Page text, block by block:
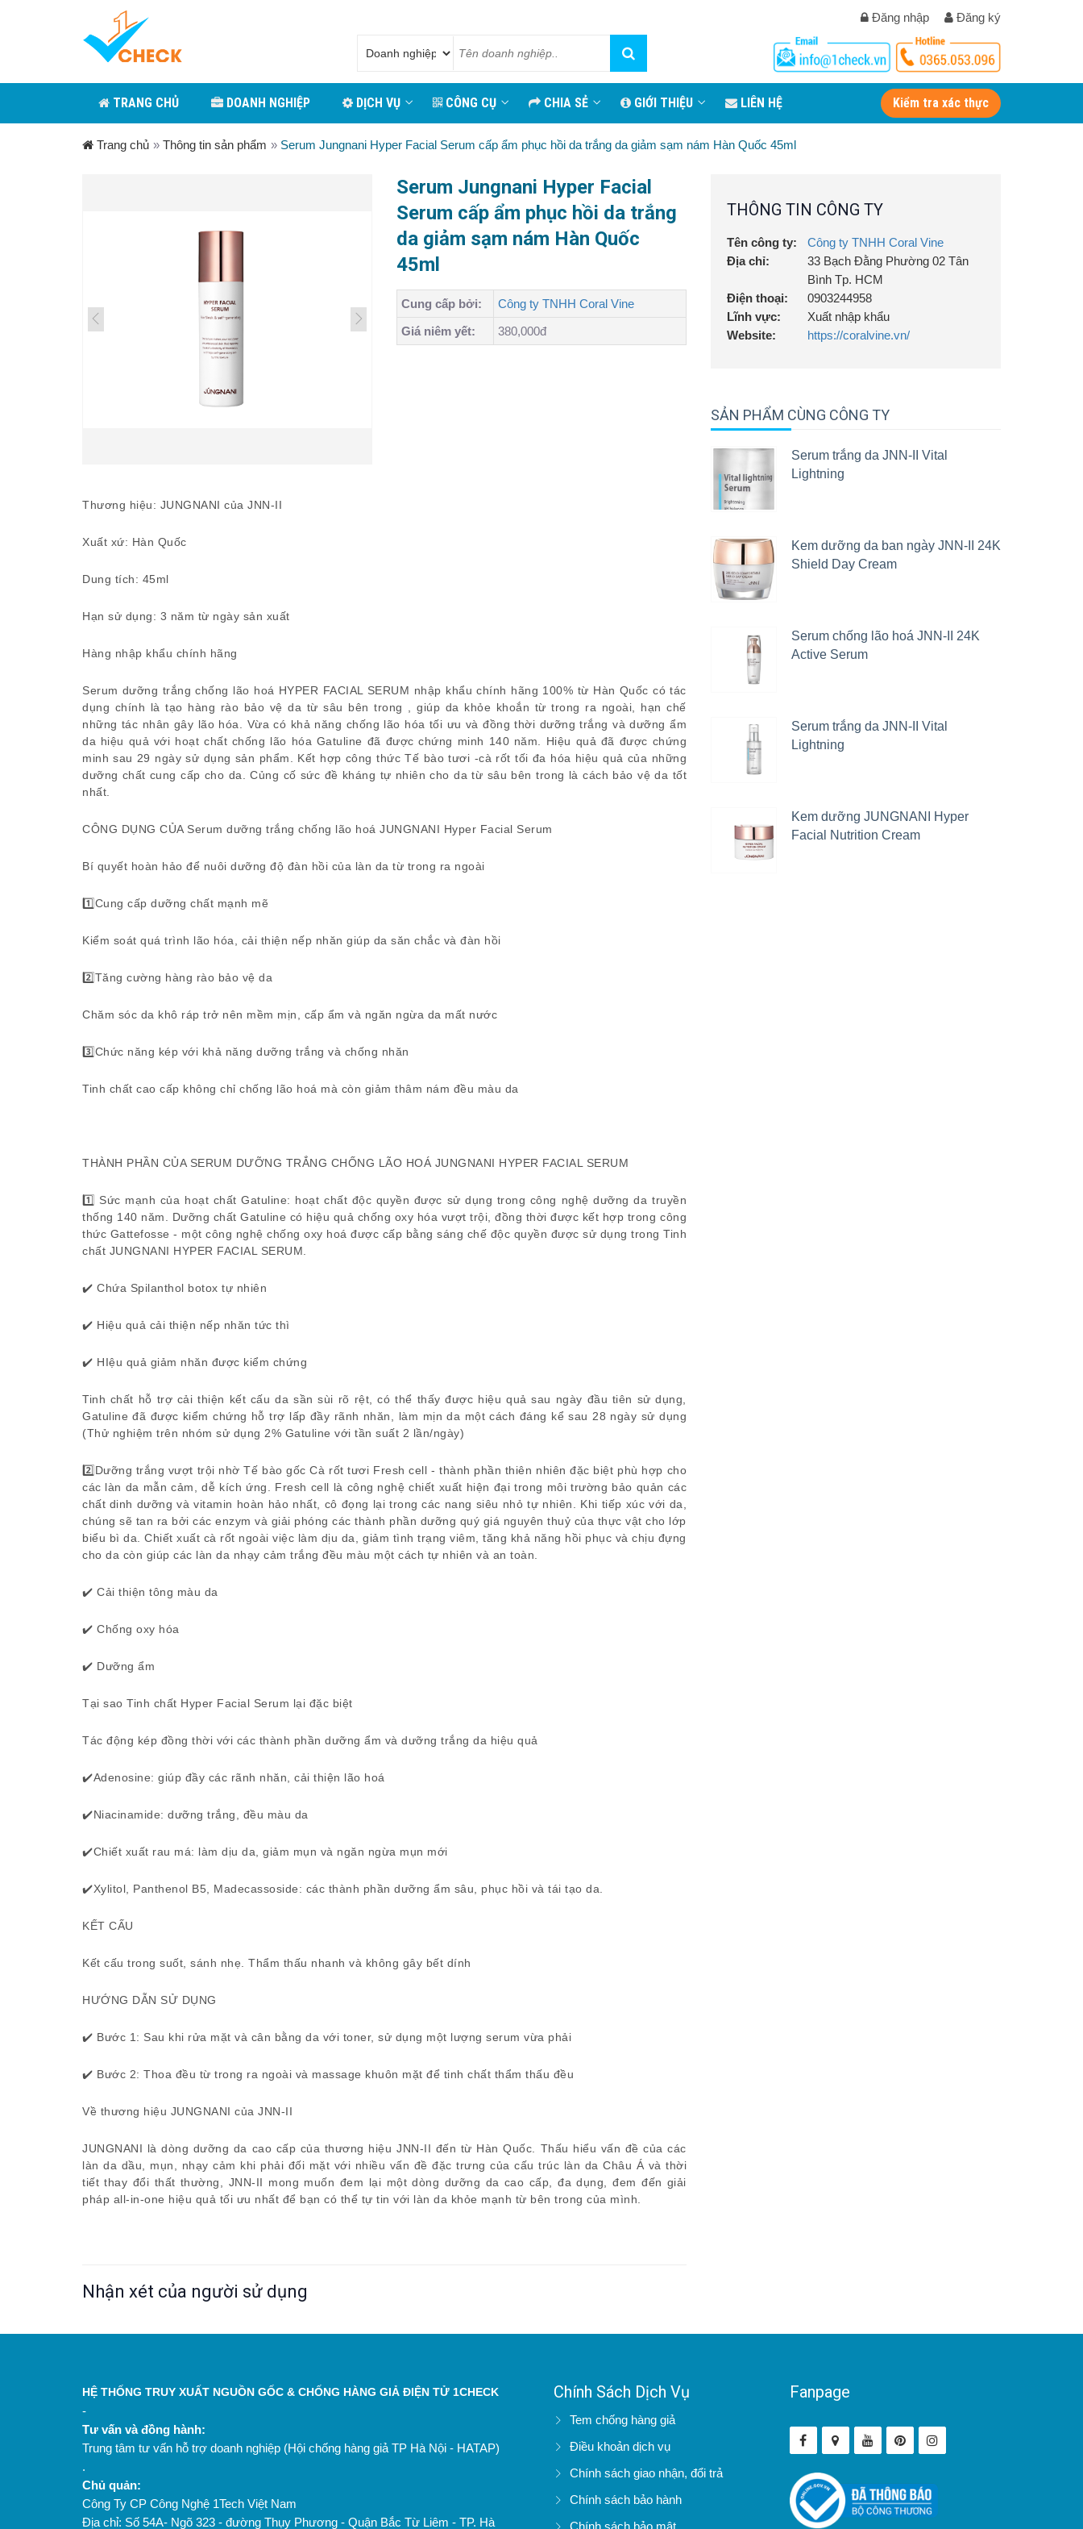
Đăng nhập Đăng ký
TRANG CHỦ DOANH NGHIỆP DỊCH VỤ CÔNG CỤ CHIA SẺ GIỚI THIỆU LIÊN HỆ Kiểm tra xác thực
Trang chủ » Thông tin sản phẩm » Serum Jungnani Hyper Facial Serum cấp ẩm phục hồi da trắng da giảm sạm nám Hàn Quốc 45ml
Serum Jungnani Hyper Facial
Serum cấp ẩm phục hồi da trắng
da giảm sạm nám Hàn Quốc
45ml
Cung cấp bởi:
Công ty TNHH Coral Vine
Giá niêm yết:
380,000đ
Thương hiệu: JUNGNANI của JNN-II
Xuất xứ: Hàn Quốc
Dung tích: 45ml
Hạn sử dụng: 3 năm từ ngày sản xuất
Hàng nhập khẩu chính hãng
Serum dưỡng trắng chống lão hoá HYPER FACIAL SERUM nhập khẩu chính hãng 100% từ Hàn Quốc có tác
dụng chính là tạo hàng rào bảo vệ da từ sâu bên trong , giúp da khỏe khoắn từ trong ra ngoài, hạn chế
những tác nhân gây lão hóa. Vừa có khả năng chống lão hóa tối ưu và đồng thời dưỡng trắng và dưỡng ẩm
da hiệu quả với hoạt chất chống lão hóa Gatuline đã được chứng minh 140 năm. Hiệu quả đã được chứng
minh sau 29 ngày sử dụng sản phẩm. Kết hợp công thức Tế bào tươi -cà rốt tối đa hóa hiệu quả của những
dưỡng chất cung cấp cho da. Củng cố sức đề kháng tự nhiên cho da từ sâu bên trong là cách bảo vệ da tốt
nhất.
CÔNG DỤNG CỦA Serum dưỡng trắng chống lão hoá JUNGNANI Hyper Facial Serum
Bí quyết hoàn hảo để nuôi dưỡng độ đàn hồi của làn da từ trong ra ngoài
1️⃣Cung cấp dưỡng chất mạnh mẽ
Kiểm soát quá trình lão hóa, cải thiện nếp nhăn giúp da săn chắc và đàn hồi
2️⃣Tăng cường hàng rào bảo vệ da
Chăm sóc da khô ráp trở nên mềm mịn, cấp ẩm và ngăn ngừa da mất nước
3️⃣Chức năng kép với khả năng dưỡng trắng và chống nhăn
Tinh chất cao cấp không chỉ chống lão hoá mà còn giảm thâm nám đều màu da
THÀNH PHẦN CỦA SERUM DƯỠNG TRẮNG CHỐNG LÃO HOÁ JUNGNANI HYPER FACIAL SERUM
1️⃣ Sức mạnh của hoạt chất Gatuline: hoạt chất độc quyền được sử dụng trong công nghệ dưỡng da truyền
thống 140 năm. Dưỡng chất Gatuline có hiệu quả chống oxy hóa vượt trội, đồng thời được kết hợp trong công
thức Gattefosse - một công nghệ chống oxy hoá được cấp bằng sáng chế độc quyền được sử dụng trong Tinh
chất JUNGNANI HYPER FACIAL SERUM.
✔️ Chứa Spilanthol botox tự nhiên
✔️ Hiệu quả cải thiện nếp nhăn tức thì
✔️ HIệu quả giảm nhăn được kiểm chứng
Tinh chất hỗ trợ cải thiện kết cấu da sần sùi rõ rệt, có thể thấy được hiệu quả sau ngày đầu tiên sử dụng,
Gatuline đã được kiểm chứng hỗ trợ lấp đầy rãnh nhăn, làm mịn da một cách đáng kể sau 28 ngày sử dụng
(Thử nghiệm trên nhóm sử dụng 2% Gatuline với tần suất 2 lần/ngày)
2️⃣Dưỡng trắng vượt trội nhờ Tế bào gốc Cà rốt tươi Fresh cell - thành phần thiên nhiên đặc biệt phù hợp cho
các làn da mẫn cảm, dễ kích ứng. Fresh cell là công nghệ chiết xuất hiện đại trong môi trường bảo quản các
chất dinh dưỡng và vitamin hoàn hảo nhất, cô đọng lại trong các nang siêu nhỏ tự nhiên. Khi tiếp xúc với da,
chúng sẽ tan ra bởi các enzym và giải phóng các thành phần dưỡng quý giá nguyên thuỷ của thực vật cho lớp
biểu bì da. Chiết xuất cà rốt ngoài việc làm dịu da, giảm tình trạng viêm, tăng khả năng hồi phục và chịu đựng
cho da còn giúp các làn da nhạy cảm trắng đều màu một cách tự nhiên và an toàn.
✔️ Cải thiện tông màu da
✔️ Chống oxy hóa
✔️ Dưỡng ẩm
Tại sao Tinh chất Hyper Facial Serum lại đặc biệt
Tác động kép đồng thời với các thành phần dưỡng ẩm và dưỡng trắng da hiệu quả
✔️Adenosine: giúp đầy các rãnh nhăn, cải thiện lão hoá
✔️Niacinamide: dưỡng trắng, đều màu da
✔️Chiết xuất rau má: làm dịu da, giảm mụn và ngăn ngừa mụn mới
✔️Xylitol, Panthenol B5, Madecassoside: các thành phần dưỡng ẩm sâu, phục hồi và tái tạo da.
KẾT CẤU
Kết cấu trong suốt, sánh nhẹ. Thẩm thấu nhanh và không gây bết dính
HƯỚNG DẪN SỬ DỤNG
✔️ Bước 1: Sau khi rửa mặt và cân bằng da với toner, sử dụng một lượng serum vừa phải
✔️ Bước 2: Thoa đều từ trong ra ngoài và massage khuôn mặt để tinh chất thẩm thấu đều
Về thương hiệu JUNGNANI của JNN-II
JUNGNANI là dòng dưỡng da cao cấp của thương hiệu JNN-II đến từ Hàn Quốc. Thấu hiểu vấn đề của các
làn da dầu, mụn, nhạy cảm khi phải đối mặt với nhiều vấn đề đặc trưng của cấu trúc làn da Châu Á và thời
tiết thay đổi thất thường, JNN-II mong muốn đem lại một dòng dưỡng da cao cấp, đa dụng, đem đến giải
pháp all-in-one hiệu quả tối ưu nhất để bạn có thể tự tin với làn da khỏe mạnh từ bên trong của mình.
Nhận xét của người sử dụng
THÔNG TIN CÔNG TY
Tên công ty:
Công ty TNHH Coral Vine
Địa chỉ:
33 Bạch Đằng Phường 02 Tân
Bình Tp. HCM
Điện thoại:
0903244958
Lĩnh vực:
Xuất nhập khẩu
Website:
https://coralvine.vn/
SẢN PHẨM CÙNG CÔNG TY
Serum trắng da JNN-II Vital
Lightning
Kem dưỡng da ban ngày JNN-II 24K
Shield Day Cream
Serum chống lão hoá JNN-II 24K
Active Serum
Serum trắng da JNN-II Vital
Lightning
Kem dưỡng JUNGNANI Hyper
Facial Nutrition Cream
HỆ THỐNG TRUY XUẤT NGUỒN GỐC & CHỐNG HÀNG GIẢ ĐIỆN TỬ 1CHECK
-
Tư vấn và đồng hành:
Trung tâm tư vấn hỗ trợ doanh nghiệp (Hội chống hàng giả TP Hà Nội - HATAP)
.
Chủ quản:
Công Ty CP Công Nghệ 1Tech Việt Nam
Địa chỉ: Số 54A- Ngõ 323 - đường Thụy Phương - Quận Bắc Từ Liêm - TP. Hà
Chính Sách Dịch Vụ
Tem chống hàng giả
Điều khoản dịch vụ
Chính sách giao nhận, đổi trả
Chính sách bảo hành
Chính sách bảo mật
Fanpage